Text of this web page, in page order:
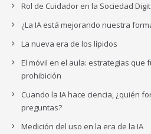
Rol de Cuidador en la Sociedad
¿La IA está mejorando nuestra
La nueva era de los lípidos
El móvil en el aula: estrategias que
prohibición
Cuando la IA hace ciencia, ¿quién
preguntas?
Medición del uso en la era de la IA